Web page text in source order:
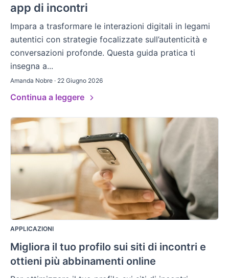
app di incontri
Impara a trasformare le interazioni digitali in legami
autentici con strategie focalizzate sull’autenticità e
conversazioni profonde. Questa guida pratica ti
insegna a...
Amanda Nobre · 22 Giugno 2026
Continua a leggere
APPLICAZIONI
Migliora il tuo profilo sui siti di incontri e
ottieni più abbinamenti online